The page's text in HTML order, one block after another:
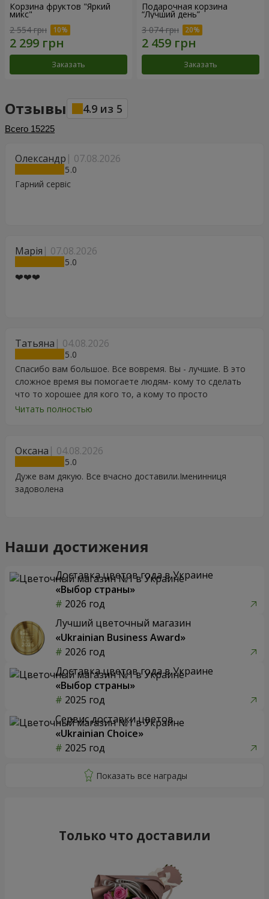
Корзина фруктов "Яркий
микс"
2 554 грн
Заказать
Подарочная корзина
“Лучший день”
3 074 грн
Заказать
Отзывы 4.9 из 5
Всего 15225
Олександр 07.08.2026
5
Гарний сервіс
Марія 07.08.2026
5
❤️❤️❤️
Татьяна 04.08.2026
5
Спасибо вам большое. Все вовремя. Вы - лучшие. В это
сложное время вы помогаете людям- кому то сделать
что то хорошее для кого то, а кому то просто
порадоваться цветам, подарку, тортику, поздравлению.
Читать полностью
Оксана 04.08.2026
5
Дуже вам дякую. Все вчасно доставили.Іменинниця
задоволена
Наши достижения
Доставка цветов года в Украине
«Выбор страны»
2026 год
Лучший цветочный магазин
«Ukrainian Business Award»
2026 год
Доставка цветов года в Украине
«Выбор страны»
2025 год
Сервис доставки цветов
«Ukrainian Choice»
2025 год
Только что доставили